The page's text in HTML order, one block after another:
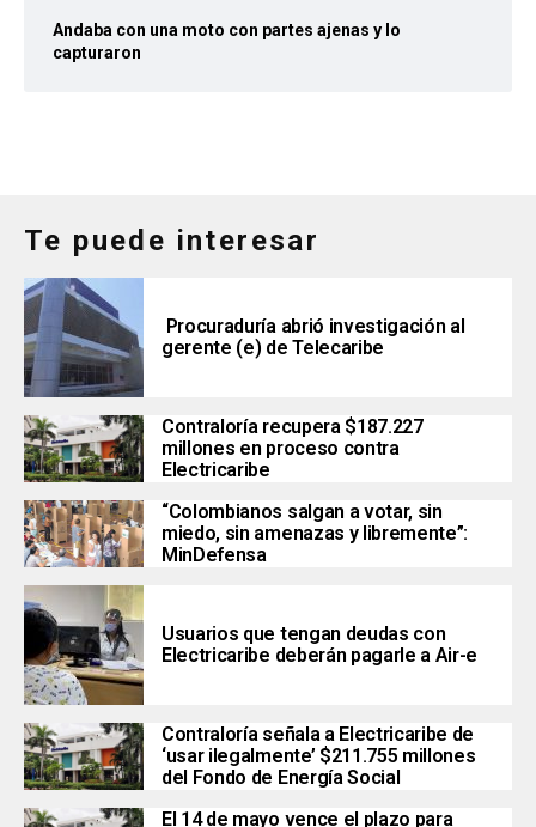
Andaba con una moto con partes ajenas y lo
capturaron
Te puede interesar
Procuraduría abrió investigación al
gerente (e) de Telecaribe
Contraloría recupera $187.227
millones en proceso contra
Electricaribe
“Colombianos salgan a votar, sin
miedo, sin amenazas y libremente”:
MinDefensa
Usuarios que tengan deudas con
Electricaribe deberán pagarle a Air-e
Contraloría señala a Electricaribe de
‘usar ilegalmente’ $211.755 millones
del Fondo de Energía Social
El 14 de mayo vence el plazo para